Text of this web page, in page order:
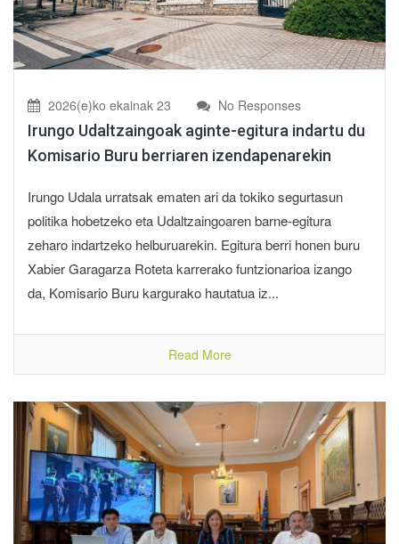
2026(e)ko ekainak 23 No Responses
Irungo Udaltzaingoak aginte-egitura indartu du
Komisario Buru berriaren izendapenarekin
Irungo Udala urratsak ematen ari da tokiko segurtasun
politika hobetzeko eta Udaltzaingoaren barne-egitura
zeharo indartzeko helburuarekin. Egitura berri honen buru
Xabier Garagarza Roteta karrerako funtzionarioa izango
da, Komisario Buru kargurako hautatua iz...
Read More